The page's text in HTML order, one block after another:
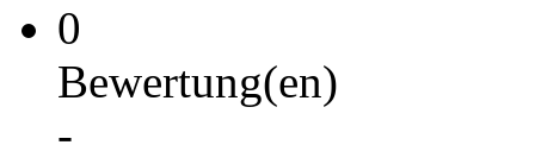
0
Bewertung(en)
-